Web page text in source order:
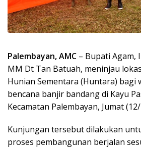
Palembayan, AMC – Bupati Agam,
MM Dt Tan Batuah, meninjau
Hunian Sementara (Huntara) bagi
bencana banjir bandang di Kayu
Kecamatan Palembayan, Jumat
Kunjungan tersebut dilakukan
proses pembangunan berjalan